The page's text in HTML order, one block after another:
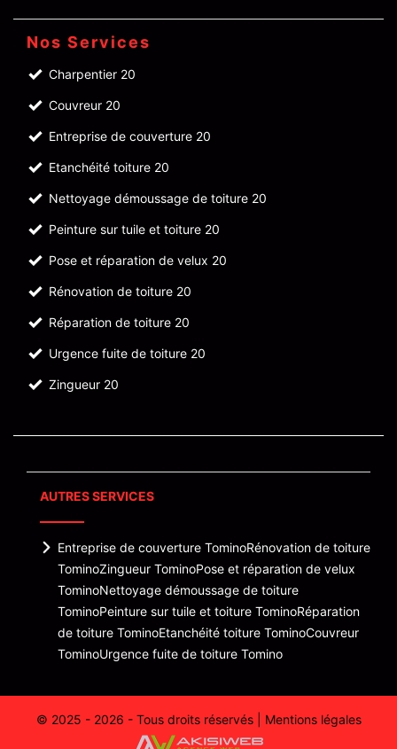
Nos Services
Charpentier 20
Couvreur 20
Entreprise de couverture 20
Etanchéité toiture 20
Nettoyage démoussage de toiture 20
Peinture sur tuile et toiture 20
Pose et réparation de velux 20
Rénovation de toiture 20
Réparation de toiture 20
Urgence fuite de toiture 20
Zingueur 20
AUTRES SERVICES
Entreprise de couverture TominoRénovation de toiture
TominoZingueur TominoPose et réparation de velux
TominoNettoyage démoussage de toiture
TominoPeinture sur tuile et toiture TominoRéparation
de toiture TominoEtanchéité toiture TominoCouvreur
TominoUrgence fuite de toiture Tomino
© 2025 - 2026 - Tous droits réservés | Mentions légales